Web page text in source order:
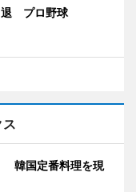
退 プロ野球
韓国定番料理を現